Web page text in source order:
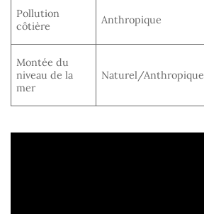
Pollution
côtière
Anthropique
Montée du
niveau de la
mer
Naturel/Anthropique